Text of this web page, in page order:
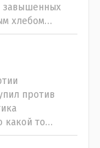
завышенных
хлебом
- наша молочка
а хлеб
в совхозных
вкусное- наше
В
Что
овощи
той
против
какой то